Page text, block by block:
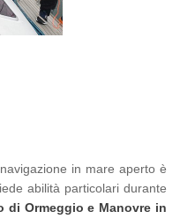
in mare aperto è
abilità particolari durante
di Ormeggio e Manovre in